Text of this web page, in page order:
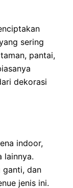
sering
pantai,
dekorasi
indoor,
lainnya.
ganti, dan
jenis ini.